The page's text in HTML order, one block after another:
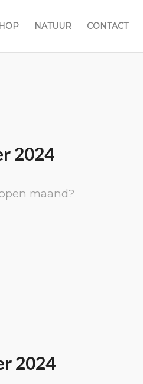
NATUUR CONTACT
2024
maand?
2024